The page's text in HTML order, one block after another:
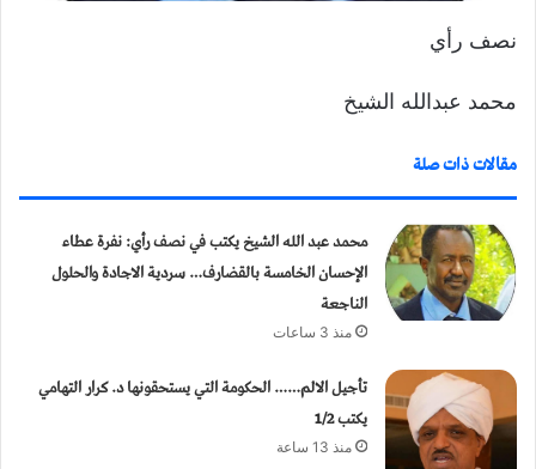
نصف رأي
محمد عبدالله الشيخ
مقالات ذات صلة
محمد عبد الله الشيخ يكتب في نصف رأي: نفرة عطاء
الإحسان الخامسة بالقضارف… سردية الاجادة والحلول
الناجعة
منذ 3 ساعات
تأجيل الالم…… الحكومة التي يستحقونها د. كرار التهامي
يكتب 1/2
منذ 13 ساعة